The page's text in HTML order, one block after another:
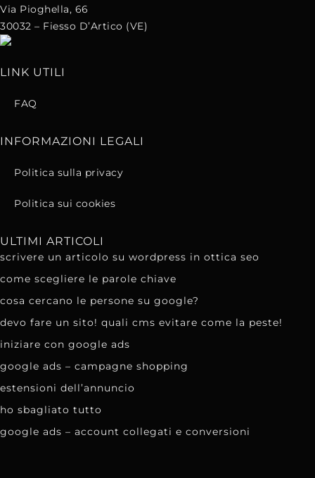
Via Pioghella, 66
30032 – Fiesso D’Artico (VE)
LINK UTILI
FAQ
INFORMAZIONI LEGALI
Politica sulla privacy
Politica sui cookies
ULTIMI ARTICOLI
scrivere un articolo su wordpress in ottica seo
come scegliere le parole chiave
cosa cercano le persone su google?
devo fare un sito! quali cms evitare come la peste!
iniziare con google ads
google ads – campagne shopping
estensioni dell’annuncio
ho sbagliato tutto
google ads – account collegati e conversioni